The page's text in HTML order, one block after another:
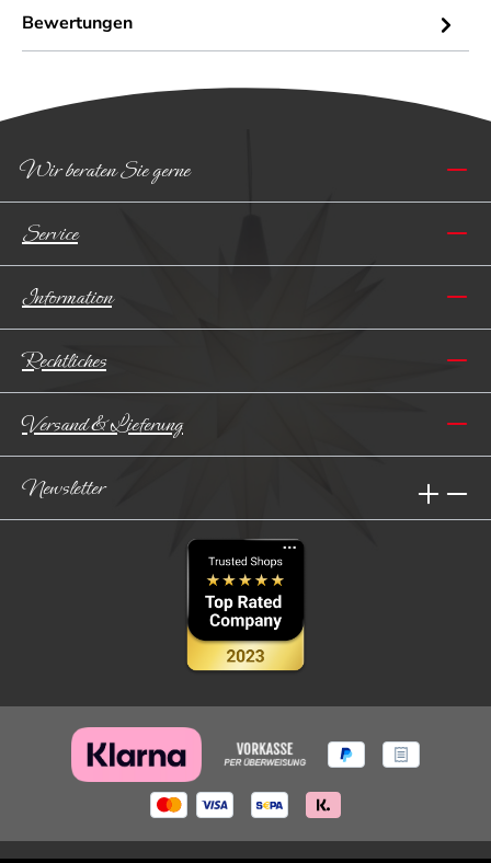
Bewertungen
Wir beraten Sie gerne
Service
Information
Rechtliches
Versand & Lieferung
Newsletter